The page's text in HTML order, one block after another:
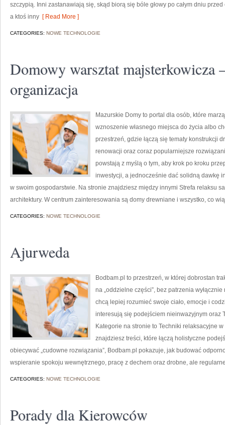
szczypią. Inni zastanawiają się, skąd biorą się bóle głowy po całym dniu
a ktoś inny [ Read More ]
CATEGORIES: NOWE TECHNOLOGIE
Domowy warsztat majsterkowicza
organizacja
Mazurskie Domy to portal dla osób, które
wznoszenie własnego miejsca do życia albo
przestrzeń, gdzie łączą się tematy konstrukcji
renowacji oraz coraz popularniejsze
powstają z myślą o tym, aby krok po kroku
inwestycji, a jednocześnie dać solidną dawkę
w swoim gospodarstwie. Na stronie znajdziesz między innymi Strefa relaksu
architektury. W centrum zainteresowania są domy drewniane i wszystko, co
CATEGORIES: NOWE TECHNOLOGIE
Ajurweda
Bodbam.pl to przestrzeń, w której dobrostan
na „oddzielne części”, bez patrzenia
chcą lepiej rozumieć swoje ciało, emocje i
interesują się podejściem nieinwazyjnym oraz
Kategorie na stronie to Techniki relaksacyjne
znajdziesz treści, które łączą holistyczne
obiecywać „cudowne rozwiązania”, Bodbam.pl pokazuje, jak budować
wspieranie spokoju wewnętrznego, pracę z dechem oraz drobne, ale regularne
CATEGORIES: NOWE TECHNOLOGIE
Porady dla Kierowców